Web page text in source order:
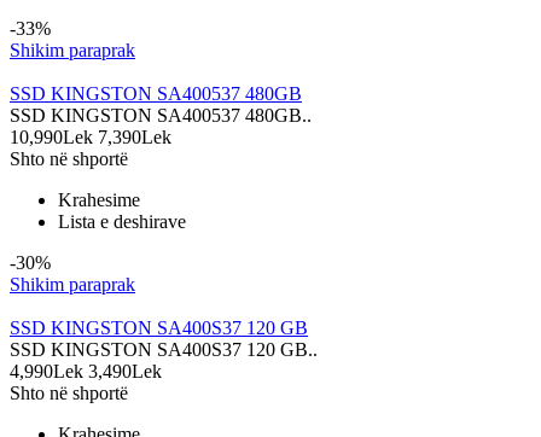
-33%
Shikim paraprak
SSD KINGSTON SA400537 480GB
SSD KINGSTON SA400537 480GB..
10,990Lek 7,390Lek
Shto në shportë
Krahesime
Lista e deshirave
-30%
Shikim paraprak
SSD KINGSTON SA400S37 120 GB
SSD KINGSTON SA400S37 120 GB..
4,990Lek 3,490Lek
Shto në shportë